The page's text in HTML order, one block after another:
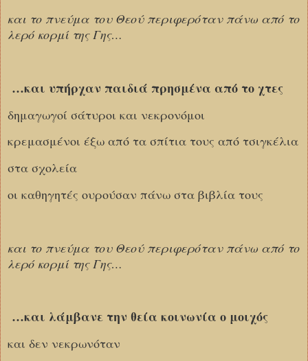
και το πνεύμα του Θεού περιφερόταν πάνω από το
λερό κορμί της Γης…
…και υπήρχαν παιδιά πρησμένα από το χτες
δημαγωγοί σάτυροι και νεκρονόμοι
κρεμασμένοι έξω από τα σπίτια τους από τσιγκέλια
στα σχολεία
οι καθηγητές ουρούσαν πάνω στα βιβλία τους
και το πνεύμα του Θεού περιφερόταν πάνω από το
λερό κορμί της Γης…
…και λάμβανε την θεία κοινωνία ο μοιχός
και δεν νεκρωνόταν